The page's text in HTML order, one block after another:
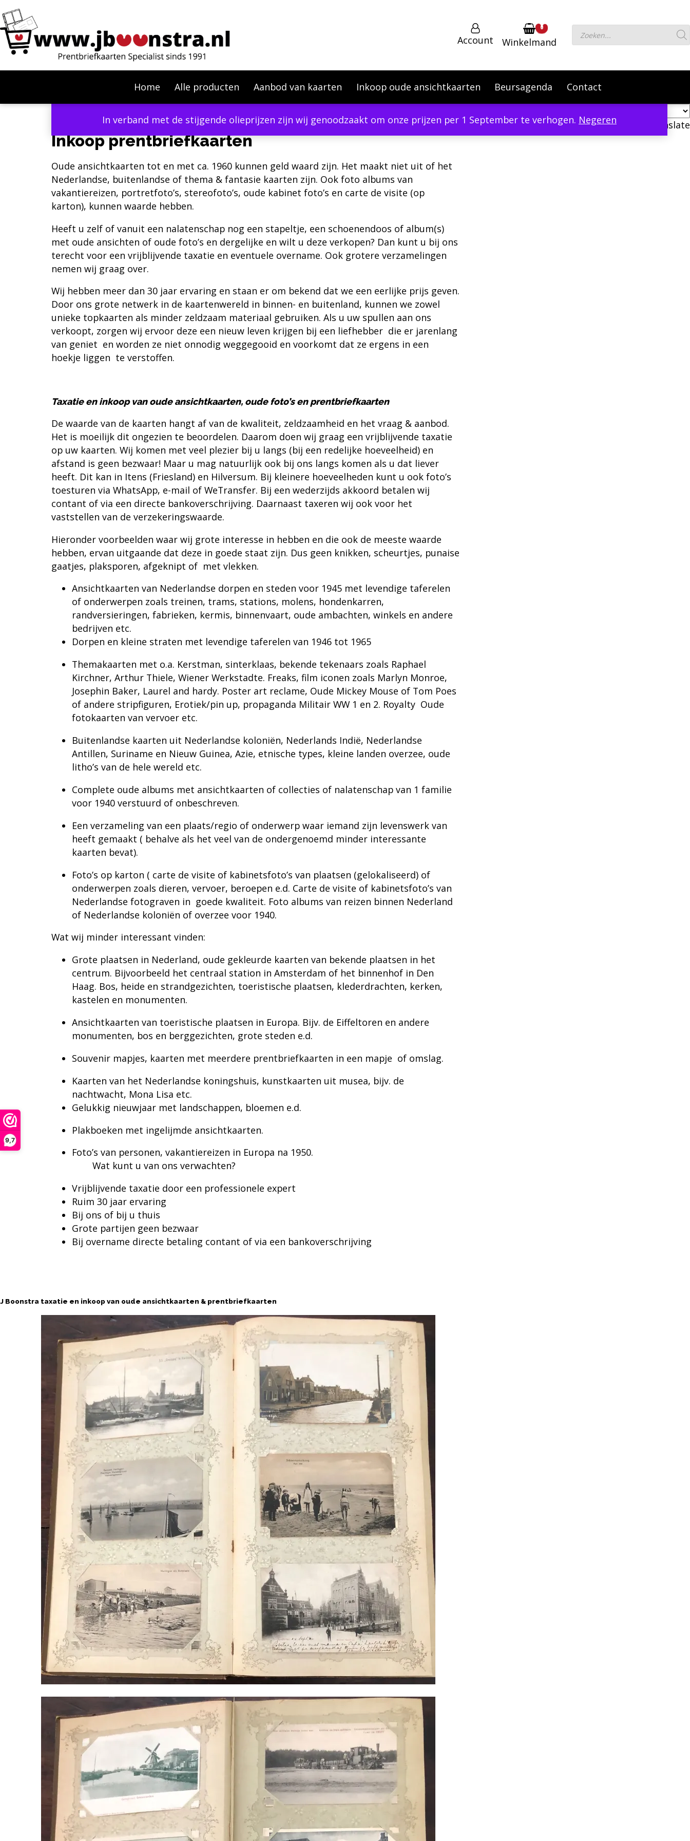
9,7
In verband met de stijgende olieprijzen zijn wij genoodzaakt om onze prijzen per 1 September te verhogen. Negeren
Account
0
Winkelmand
Producten
Home Alle producten Aanbod van kaarten Inkoop oude ansichtkaarten Beursagenda Contact
Powered by Translate
Inkoop prentbriefkaarten
Oude ansichtkaarten tot en met ca. 1960 kunnen geld waard zijn. Het maakt niet uit of het
Nederlandse, buitenlandse of thema & fantasie kaarten zijn. Ook foto albums van
vakantiereizen, portretfoto’s, stereofoto’s, oude kabinet foto’s en carte de visite (op
karton), kunnen waarde hebben.
Heeft u zelf of vanuit een nalatenschap nog een stapeltje, een schoenendoos of album(s)
met oude ansichten of oude foto’s en dergelijke en wilt u deze verkopen? Dan kunt u bij ons
terecht voor een vrijblijvende taxatie en eventuele overname. Ook grotere verzamelingen
nemen wij graag over.
Wij hebben meer dan 30 jaar ervaring en staan er om bekend dat we een eerlijke prijs geven.
Door ons grote netwerk in de kaartenwereld in binnen- en buitenland, kunnen we zowel
unieke topkaarten als minder zeldzaam materiaal gebruiken. Als u uw spullen aan ons
verkoopt, zorgen wij ervoor deze een nieuw leven krijgen bij een liefhebber die er jarenlang
van geniet en worden ze niet onnodig weggegooid en voorkomt dat ze ergens in een
hoekje liggen te verstoffen.
Taxatie en inkoop van oude ansichtkaarten, oude foto’s en prentbriefkaarten
De waarde van de kaarten hangt af van de kwaliteit, zeldzaamheid en het vraag & aanbod.
Het is moeilijk dit ongezien te beoordelen. Daarom doen wij graag een vrijblijvende taxatie
op uw kaarten. Wij komen met veel plezier bij u langs (bij een redelijke hoeveelheid) en
afstand is geen bezwaar! Maar u mag natuurlijk ook bij ons langs komen als u dat liever
heeft. Dit kan in Itens (Friesland) en Hilversum. Bij kleinere hoeveelheden kunt u ook foto’s
toesturen via WhatsApp, e-mail of WeTransfer. Bij een wederzijds akkoord betalen wij
contant of via een directe bankoverschrijving. Daarnaast taxeren wij ook voor het
vaststellen van de verzekeringswaarde.
Hieronder voorbeelden waar wij grote interesse in hebben en die ook de meeste waarde
hebben, ervan uitgaande dat deze in goede staat zijn. Dus geen knikken, scheurtjes, punaise
gaatjes, plaksporen, afgeknipt of met vlekken.
Ansichtkaarten van Nederlandse dorpen en steden voor 1945 met levendige taferelen
of onderwerpen zoals treinen, trams, stations, molens, hondenkarren,
randversieringen, fabrieken, kermis, binnenvaart, oude ambachten, winkels en andere
bedrijven etc.
Dorpen en kleine straten met levendige taferelen van 1946 tot 1965
Themakaarten met o.a. Kerstman, sinterklaas, bekende tekenaars zoals Raphael
Kirchner, Arthur Thiele, Wiener Werkstadte. Freaks, film iconen zoals Marlyn Monroe,
Josephin Baker, Laurel and hardy. Poster art reclame, Oude Mickey Mouse of Tom Poes
of andere stripfiguren, Erotiek/pin up, propaganda Militair WW 1 en 2. Royalty Oude
fotokaarten van vervoer etc.
Buitenlandse kaarten uit Nederlandse koloniën, Nederlands Indië, Nederlandse
Antillen, Suriname en Nieuw Guinea, Azie, etnische types, kleine landen overzee, oude
litho’s van de hele wereld etc.
Complete oude albums met ansichtkaarten of collecties of nalatenschap van 1 familie
voor 1940 verstuurd of onbeschreven.
Een verzameling van een plaats/regio of onderwerp waar iemand zijn levenswerk van
heeft gemaakt ( behalve als het veel van de ondergenoemd minder interessante
kaarten bevat).
Foto’s op karton ( carte de visite of kabinetsfoto’s van plaatsen (gelokaliseerd) of
onderwerpen zoals dieren, vervoer, beroepen e.d. Carte de visite of kabinetsfoto’s van
Nederlandse fotograven in goede kwaliteit. Foto albums van reizen binnen Nederland
of Nederlandse koloniën of overzee voor 1940.
Wat wij minder interessant vinden:
Grote plaatsen in Nederland, oude gekleurde kaarten van bekende plaatsen in het
centrum. Bijvoorbeeld het centraal station in Amsterdam of het binnenhof in Den
Haag. Bos, heide en strandgezichten, toeristische plaatsen, klederdrachten, kerken,
kastelen en monumenten.
Ansichtkaarten van toeristische plaatsen in Europa. Bijv. de Eiffeltoren en andere
monumenten, bos en berggezichten, grote steden e.d.
Souvenir mapjes, kaarten met meerdere prentbriefkaarten in een mapje of omslag.
Kaarten van het Nederlandse koningshuis, kunstkaarten uit musea, bijv. de
nachtwacht, Mona Lisa etc.
Gelukkig nieuwjaar met landschappen, bloemen e.d.
Plakboeken met ingelijmde ansichtkaarten.
Foto’s van personen, vakantiereizen in Europa na 1950.
Wat kunt u van ons verwachten?
Vrijblijvende taxatie door een professionele expert
Ruim 30 jaar ervaring
Bij ons of bij u thuis
Grote partijen geen bezwaar
Bij overname directe betaling contant of via een bankoverschrijving
J Boonstra taxatie en inkoop van oude ansichtkaarten & prentbriefkaarten